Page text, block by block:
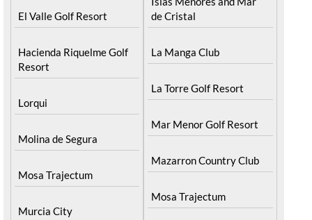
El Valle Golf Resort
Hacienda Riquelme Golf
Resort
Lorqui
Molina de Segura
Mosa Trajectum
Murcia City
de Cristal
La Manga Club
La Torre Golf Resort
Mar Menor Golf Resort
Mazarron Country Club
Mosa Trajectum